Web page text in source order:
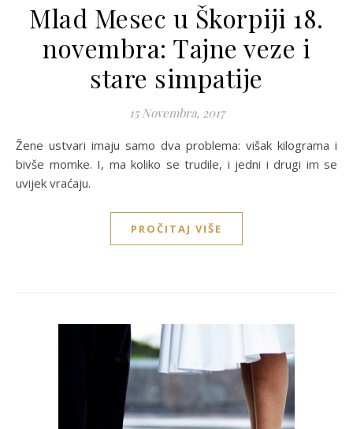
Mlad Mesec u Škorpiji 18.
novembra: Tajne veze i
stare simpatije
15 Novembra, 2017
Žene ustvari imaju samo dva problema: višak kilograma i
bivše momke. I, ma koliko se trudile, i jedni i drugi im se
uvijek vraćaju.
PROČITAJ VIŠE